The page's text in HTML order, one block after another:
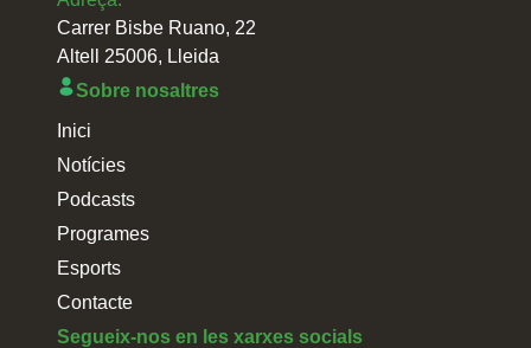
Carrer Bisbe Ruano, 22
Altell 25006, Lleida
Sobre nosaltres
Inici
Notícies
Podcasts
Programes
Esports
Contacte
Segueix-nos en les xarxes socials